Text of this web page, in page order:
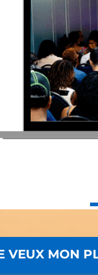
VEUX MON